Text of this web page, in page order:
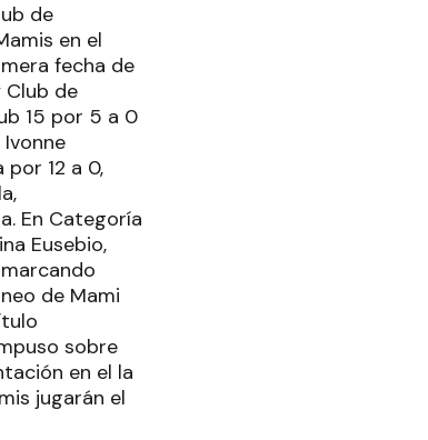
de
en el
fecha de
de
15 por 5 a 0
12 a 0,
En Categoría
Eusebio,
de Mami
sobre
en el la
jugarán el